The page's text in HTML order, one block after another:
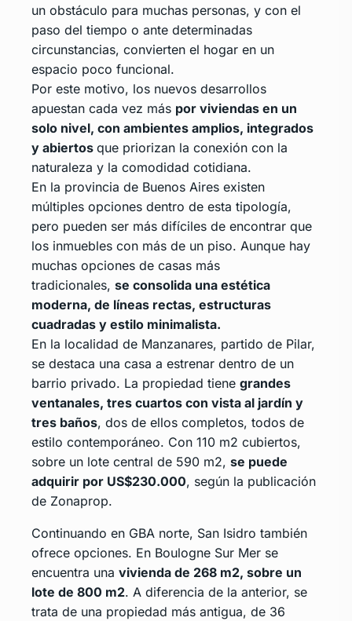
un obstáculo para muchas personas, y con el
paso del tiempo o ante determinadas
circunstancias, convierten el hogar en un
espacio poco funcional.
Por este motivo, los nuevos desarrollos
apuestan cada vez más por viviendas en un
solo nivel, con ambientes amplios, integrados
y abiertos que priorizan la conexión con la
naturaleza y la comodidad cotidiana.
En la provincia de Buenos Aires existen
múltiples opciones dentro de esta tipología,
pero pueden ser más difíciles de encontrar que
los inmuebles con más de un piso. Aunque hay
muchas opciones de casas más
tradicionales, se consolida una estética
moderna, de líneas rectas, estructuras
cuadradas y estilo minimalista.
En la localidad de Manzanares, partido de Pilar,
se destaca una casa a estrenar dentro de un
barrio privado. La propiedad tiene grandes
ventanales, tres cuartos con vista al jardín y
tres baños, dos de ellos completos, todos de
estilo contemporáneo. Con 110 m2 cubiertos,
sobre un lote central de 590 m2, se puede
adquirir por US$230.000, según la publicación
de Zonaprop.
Continuando en GBA norte, San Isidro también
ofrece opciones. En Boulogne Sur Mer se
encuentra una vivienda de 268 m2, sobre un
lote de 800 m2. A diferencia de la anterior, se
trata de una propiedad más antigua, de 36